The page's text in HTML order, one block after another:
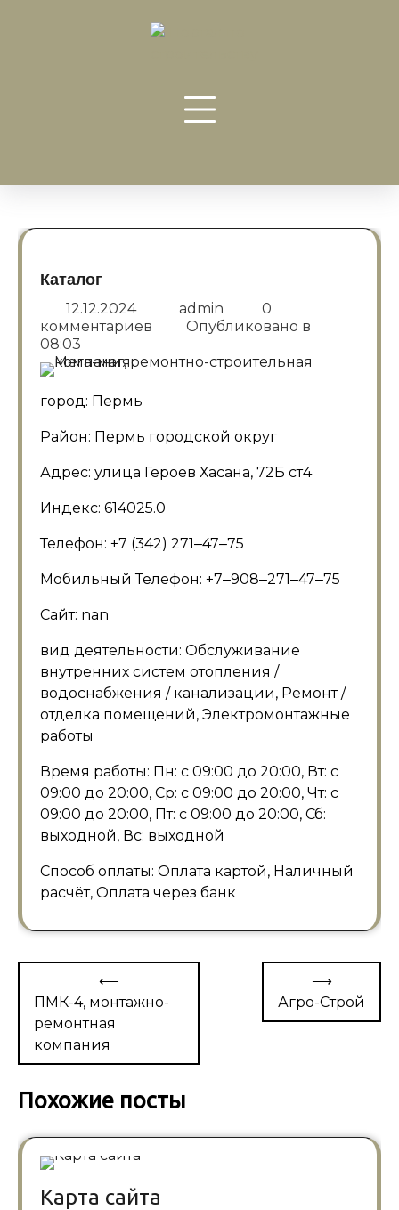
Каталог
12.12.2024 admin
0
комментариев
Опубликовано в
08:03
город: Пермь
Район: Пермь городской округ
Адрес: улица Героев Хасана, 72Б ст4
Индекс: 614025.0
Телефон: +7 (342) 271‒47‒75
Мобильный Телефон: +7‒908‒271‒47‒75
Сайт: nan
вид деятельности: Обслуживание
внутренних систем отопления /
водоснабжения / канализации, Ремонт /
отделка помещений, Электромонтажные
работы
Время работы: Пн: с 09:00 до 20:00, Вт: с
09:00 до 20:00, Ср: с 09:00 до 20:00, Чт: с
09:00 до 20:00, Пт: с 09:00 до 20:00, Сб:
выходной, Вс: выходной
Способ оплаты: Оплата картой, Наличный
расчёт, Оплата через банк
Навигация
по
записям
⟵
ПМК-4, монтажно-
ремонтная
компания
Агро-Строй
⟶
Похожие посты
Карта сайта